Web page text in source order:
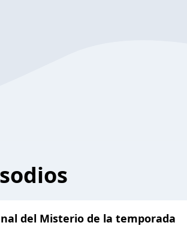
del Misterio de la temporada